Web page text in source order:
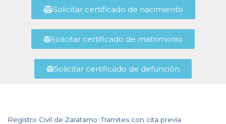
Solicitar certificado de nacimiento
Solicitar certificado de matrimonio
Solicitar certificado de defunción
Registro Civil de Zaratamo: Tramites con cita previa